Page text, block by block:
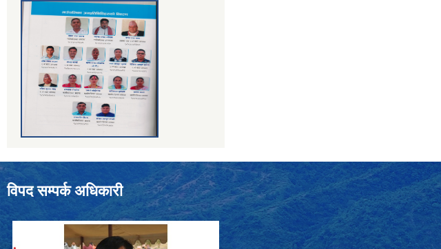
विपद सम्पर्क अधिकारी